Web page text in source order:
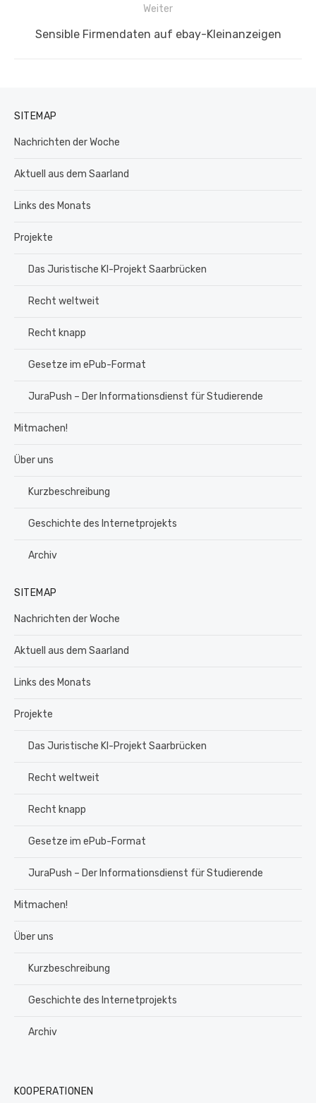
Weiter
Nächster
Sensible Firmendaten auf ebay-Kleinanzeigen
SITEMAP
Nachrichten der Woche
Aktuell aus dem Saarland
Links des Monats
Projekte
Das Juristische KI-Projekt Saarbrücken
Recht weltweit
Recht knapp
Gesetze im ePub-Format
JuraPush – Der Informationsdienst für Studierende
Mitmachen!
Über uns
Kurzbeschreibung
Geschichte des Internetprojekts
Archiv
SITEMAP
Nachrichten der Woche
Aktuell aus dem Saarland
Links des Monats
Projekte
Das Juristische KI-Projekt Saarbrücken
Recht weltweit
Recht knapp
Gesetze im ePub-Format
JuraPush – Der Informationsdienst für Studierende
Mitmachen!
Über uns
Kurzbeschreibung
Geschichte des Internetprojekts
Archiv
KOOPERATIONEN